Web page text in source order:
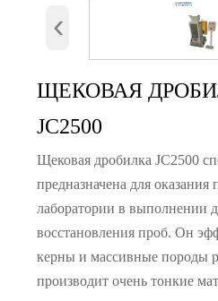
‹
ЩЕКОВАЯ
JC2500
Щековая дробилка JC2500
предназначена для
лаборатории в выполнении
восстановления проб. Он
керны и массивные породы
производит очень тонкие